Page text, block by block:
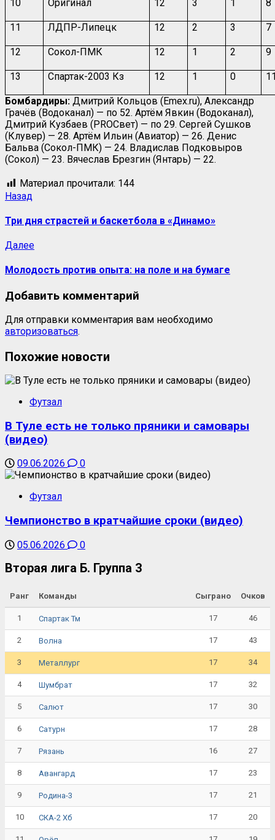
10 Оригинал 12 3 1 8
11 ЛДПР-Липецк 12 2 3 7
12 Сокол-ПМК 12 1 2 9
13 Спартак-2003 Кз 12 1 0
Бомбардиры: Дмитрий Кольцов (Emex.ru), Александр
Грачёв (Водоканал) — по 52. Артём Явкин (Водоканал),
Дмитрий Кузбаев (PROСвет) — по 29. Сергей Сушков
(Клувер) — 28. Артём Ильин (Авиатор) — 26. Денис
Бальва (Сокол-ПМК) — 24. Владислав Подковыров
(Сокол) — 23. Вячеслав Брезгин (Янтарь) — 22.
Материал прочитали: 144
Назад
Три дня страстей и баскетбола в «Динамо»
Далее
Молодость против опыта: на поле и на бумаге
Добавить комментарий
Для отправки комментария вам необходимо
авторизоваться.
Похожие новости
Футзал
В Туле есть не только пряники и самовары
(видео)
09.06.2026 0
Футзал
Чемпионство в кратчайшие сроки (видео)
05.06.2026 0
Вторая лига Б. Группа 3
Ранг Команды Сыграно Очков
1 Спартак Тм 17 46
2 Волна 17 43
3 Металлург 17 34
4 Шумбрат 17 32
5 Салют 17 30
6 Сатурн 17 28
7 Рязань 16 27
8 Авангард 17 23
9 Родина-3 17 21
10 СКА-2 Хб 17 20